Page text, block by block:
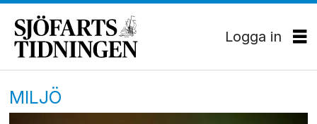
Logga in
MILJÖ